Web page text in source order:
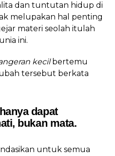
dan tuntutan hidup di
melupakan hal penting
materi seolah itulah
ini.
kecilbertemu
tersebut berkata
dapat
bukan mata.
untuk semua